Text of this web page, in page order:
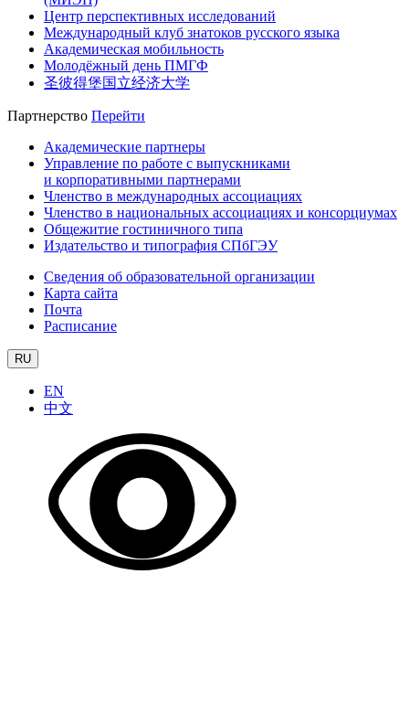
Центр перспективных исследований
Международный клуб знатоков русского языка
Академическая мобильность
Молодёжный день ПМГФ
圣彼得堡国立经济大学
Партнерство Перейти
Академические партнеры
Управление по работе с выпускниками
и корпоративными партнерами
Членство в международных ассоциациях
Членство в национальных ассоциациях и консорциумах
Общежитие гостиничного типа
Издательство и типография СПбГЭУ
Сведения об образовательной организации
Карта сайта
Почта
Расписание
RU
EN
中文